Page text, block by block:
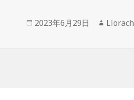
投
2023年6月29日
作
Llorach